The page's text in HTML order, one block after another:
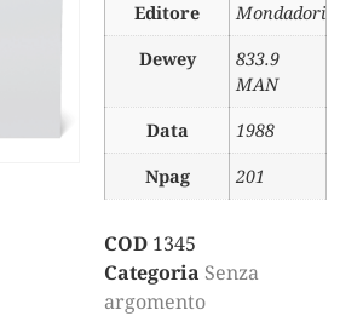
Editore
Mondadori
Dewey
833.9
MAN
Data
1988
Npag
201
COD 1345
Categoria Senza
argomento